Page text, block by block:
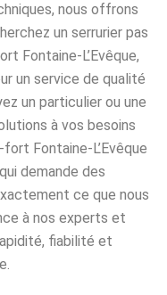
nous offrons
un serrurier pas
Fontaine-L’Evêque,
un service de qualité
un particulier ou une
à vos besoins
Fontaine-L’Evêque
demande des
ce que nous
à nos experts et
fiabilité et